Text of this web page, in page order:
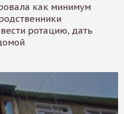
как минимум
ротацию, дать